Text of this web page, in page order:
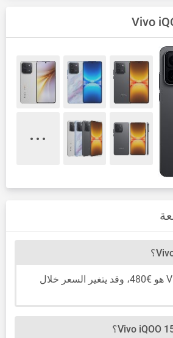
سعر Vivo iQOO 15T هو €480، وقد يتغير السعر خلال